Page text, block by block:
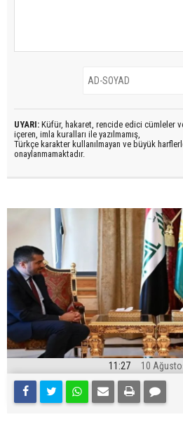
UYARI: Küfür, hakaret, rencide edici cümleler
içeren, imla kuralları ile yazılmamış,
Türkçe karakter kullanılmayan ve büyük
onaylanmamaktadır.
11:27 10